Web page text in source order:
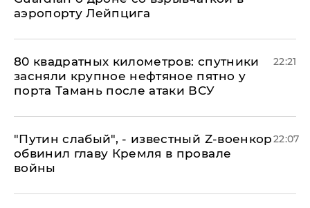
аэропорту Лейпцига
80 квадратных километров: спутники
засняли крупное нефтяное пятно у
порта Тамань после атаки ВСУ
22:21
​"Путин слабый", - известный Z-военкор
обвинил главу Кремля в провале
войны
22:07